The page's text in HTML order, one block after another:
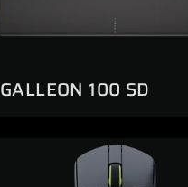
GALLEON 100 SD